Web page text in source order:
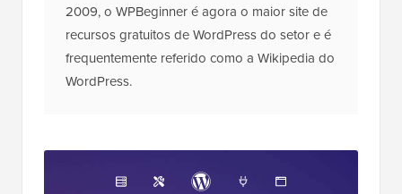
2009, o WPBeginner é agora o maior site de
recursos gratuitos de WordPress do setor e é
frequentemente referido como a Wikipedia do
WordPress.